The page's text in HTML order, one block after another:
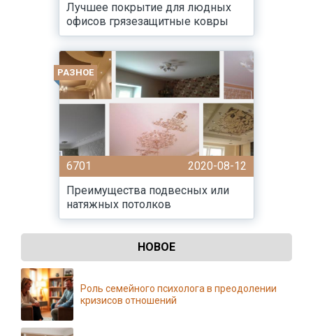
Лучшее покрытие для людных
офисов грязезащитные ковры
РАЗНОЕ
6701
2020-08-12
Преимущества подвесных или
натяжных потолков
НОВОЕ
Роль семейного психолога в преодолении
кризисов отношений